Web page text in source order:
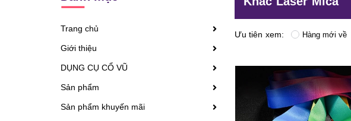
Trang chủ
Giới thiệu
DỤNG CỤ CỔ VŨ
Sản phẩm
Sản phẩm khuyến mãi
Ưu tiên xem: Hàng mới về